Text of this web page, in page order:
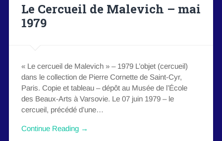
Le Cercueil de Malevich – mai
1979
« Le cercueil de Malevich » – 1979 L’objet (cercueil)
dans le collection de Pierre Cornette de Saint-Cyr,
Paris. Copie et tableau – dépôt au Musée de l’École
des Beaux-Arts à Varsovie. Le 07 juin 1979 – le
cercueil, précédé d’une…
Continue Reading →